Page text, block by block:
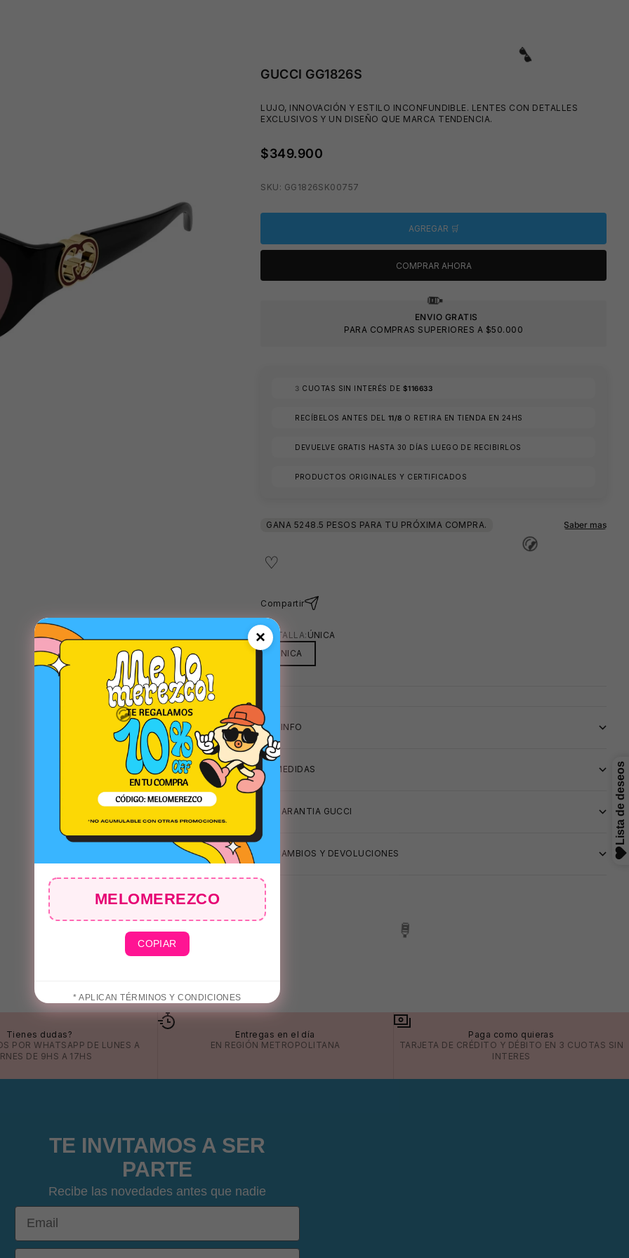
GUCCI GG1826S
LUJO, INNOVACIÓN Y ESTILO INCONFUNDIBLE. LENTES CON DETALLES
EXCLUSIVOS Y UN DISEÑO QUE MARCA TENDENCIA.
$349.900
SKU: GG1826SK00757
AGREGAR 🛒
COMPRAR AHORA
ENVIO GRATIS
PARA COMPRAS SUPERIORES A $50.000
3 CUOTAS SIN INTERÉS DE $116633
RECÍBELOS ANTES DEL 11/8 O RETIRA EN TIENDA EN 24HS
DEVUELVE GRATIS HASTA 30 DÍAS LUEGO DE RECIBIRLOS
PRODUCTOS ORIGINALES Y CERTIFICADOS
Compartir
TU TALLA: ÚNICA
ÚNICA
+INFO
MEDIDAS
GARANTIA GUCCI
CAMBIOS Y DEVOLUCIONES
×
MELOMEREZCO
COPIAR
* APLICAN TÉRMINOS Y CONDICIONES
Tienes dudas?
PORWHATSAPP DE LUNES A
DE 9HS A 17HS
Entregas en el día
EN REGIÓN METROPOLITANA
Paga como quieras
TARJETA DE CRÉDITO Y DÉBITO EN 3 CUOTAS SIN
INTERES
TE INVITAMOS A SER
PARTE
Recibe las novedades antes que nadie
Email
DOB
😎
🕶️